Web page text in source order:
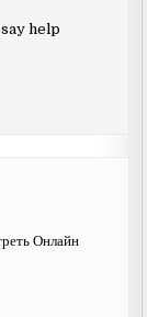
help
Онлайн